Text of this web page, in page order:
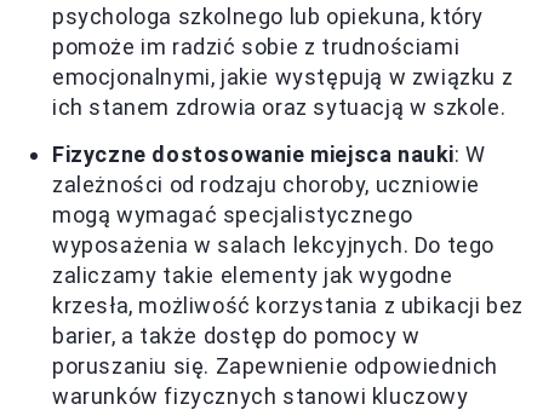
psychologa szkolnego lub opiekuna, który
pomoże im radzić sobie z trudnościami
emocjonalnymi, jakie występują w związku z
ich stanem zdrowia oraz sytuacją w szkole.
Fizyczne dostosowanie miejsca nauki: W
zależności od rodzaju choroby, uczniowie
mogą wymagać specjalistycznego
wyposażenia w salach lekcyjnych. Do tego
zaliczamy takie elementy jak wygodne
krzesła, możliwość korzystania z ubikacji bez
barier, a także dostęp do pomocy w
poruszaniu się. Zapewnienie odpowiednich
warunków fizycznych stanowi kluczowy